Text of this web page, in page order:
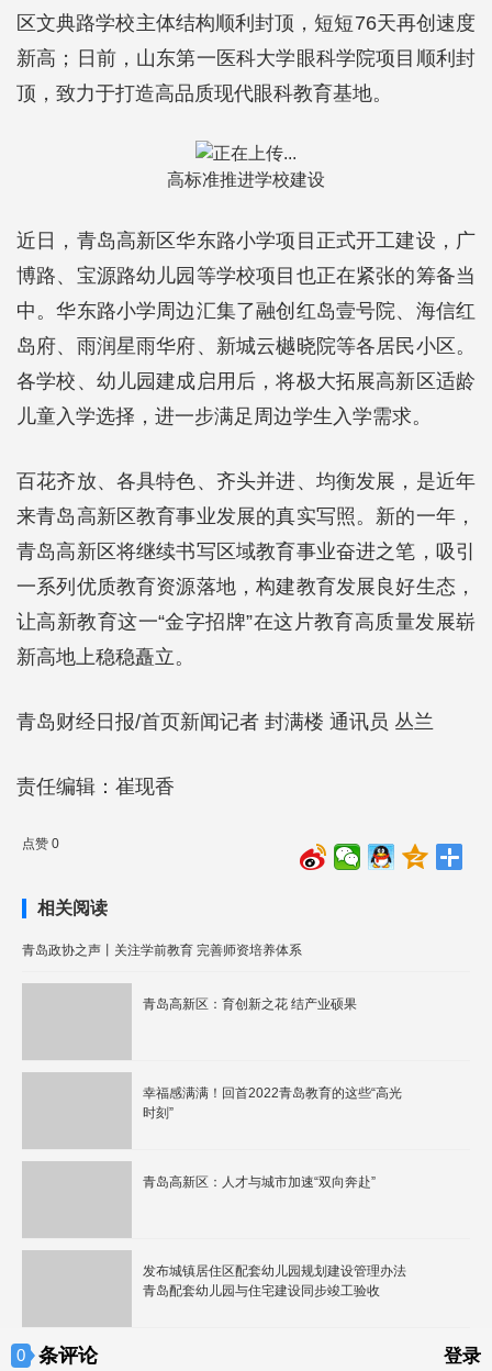
区文典路学校主体结构顺利封顶，短短76天再创速度
新高；日前，山东第一医科大学眼科学院项目顺利封
顶，致力于打造高品质现代眼科教育基地。
高标准推进学校建设
近日，青岛高新区华东路小学项目正式开工建设，广
博路、宝源路幼儿园等学校项目也正在紧张的筹备当
中。华东路小学周边汇集了融创红岛壹号院、海信红
岛府、雨润星雨华府、新城云樾晓院等各居民小区。
各学校、幼儿园建成启用后，将极大拓展高新区适龄
儿童入学选择，进一步满足周边学生入学需求。
百花齐放、各具特色、齐头并进、均衡发展，是近年
来青岛高新区教育事业发展的真实写照。新的一年，
青岛高新区将继续书写区域教育事业奋进之笔，吸引
一系列优质教育资源落地，构建教育发展良好生态，
让高新教育这一“金字招牌”在这片教育高质量发展崭
新高地上稳稳矗立。
青岛财经日报/首页新闻记者 封满楼 通讯员 丛兰
责任编辑：崔现香
点赞 0
相关阅读
青岛政协之声丨关注学前教育 完善师资培养体系
青岛高新区：育创新之花 结产业硕果
幸福感满满！回首2022青岛教育的这些“高光
时刻”
青岛高新区：人才与城市加速“双向奔赴”
发布城镇居住区配套幼儿园规划建设管理办法
青岛配套幼儿园与住宅建设同步竣工验收
0 条评论 登录